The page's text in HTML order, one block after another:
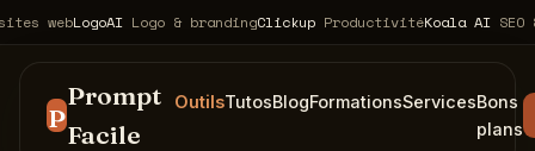
LogoAILogo & brandingClickupProductivitéKoala AISEO &
P
Prompt
Facile
OutilsTutosBlogFormationsServicesBons
plans